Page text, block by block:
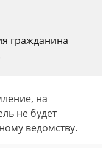
гражданина
на
не будет
ведомству.